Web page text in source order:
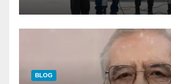
LERDENSES Y DAN
ARRANQUE A LA
CONSTRUCCIÓN
EN CARLOS REAL*
BLOG